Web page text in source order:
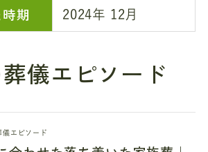
期 2024年 12月
儀エピソード
儀エピソード